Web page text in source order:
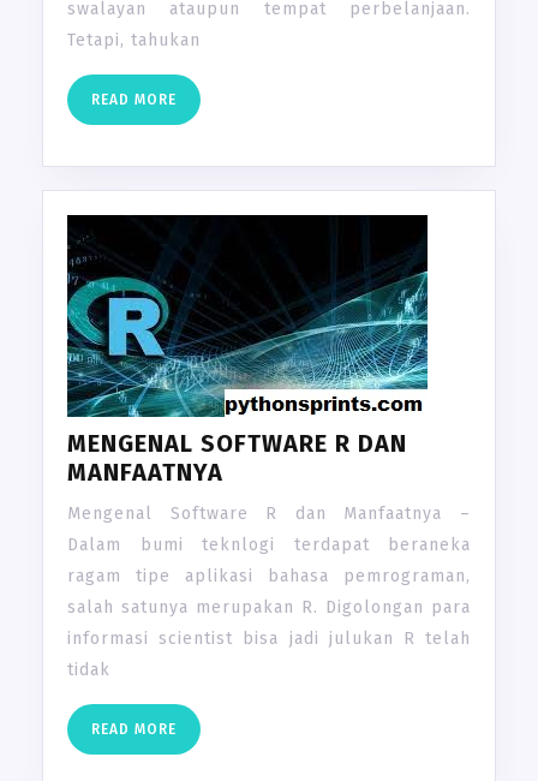
swalayan ataupun tempat perbelanjaan.
Tetapi, tahukan
READ MORE READ
MORE
MENGENAL SOFTWARE R DAN
MANFAATNYA
Mengenal Software R dan Manfaatnya –
Dalam bumi teknlogi terdapat beraneka
ragam tipe aplikasi bahasa pemrograman,
salah satunya merupakan R. Digolongan para
informasi scientist bisa jadi julukan R telah
tidak
READ MORE READ
MORE